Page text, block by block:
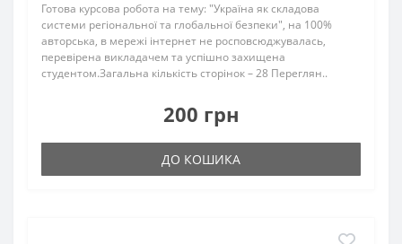
Готова курсова робота на тему: "Україна як складова
системи регіональної та глобальної безпеки", на 100%
авторська, в мережі інтернет не росповсюджувалась,
перевірена викладачем та успішно захищена
студентом.Загальна кількість сторінок – 28 Переглян..
200 грн
ДО КОШИКА